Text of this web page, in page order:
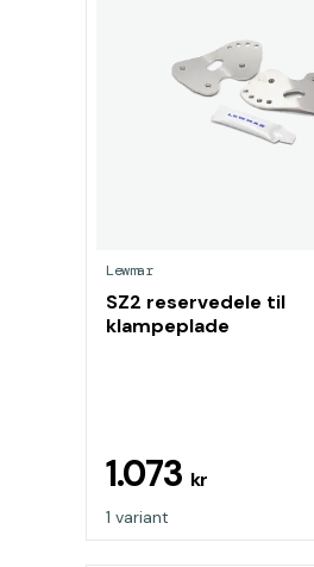
Lewmar
SZ2 reservedele til
klampeplade
1.073 kr
1 variant